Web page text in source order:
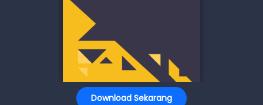
Download Sekarang